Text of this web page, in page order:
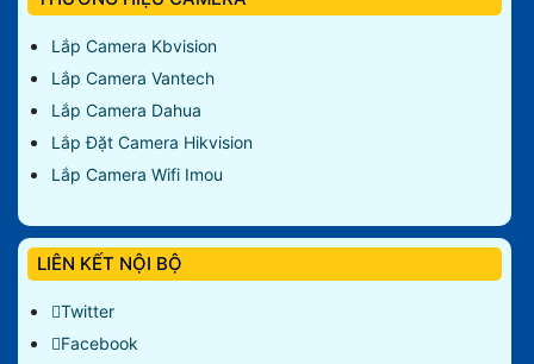
Lắp Camera Kbvision
Lắp Camera Vantech
Lắp Camera Dahua
Lắp Đặt Camera Hikvision
Lắp Camera Wifi Imou
LIÊN KẾT NỘI BỘ
Twitter
Facebook